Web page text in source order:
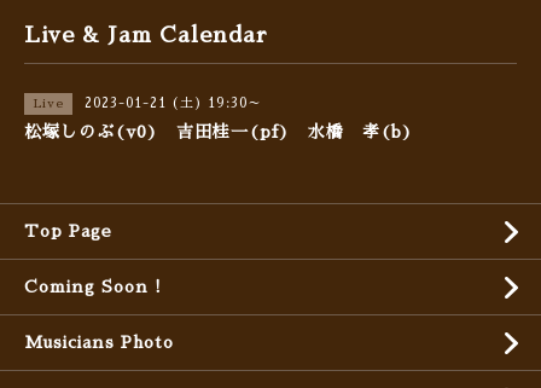
Live & Jam Calendar
Live 2023-01-21 (土) 19:30～
松塚しのぶ(v0) 吉田桂一(pf) 水橋 孝(b)
Top Page
Coming Soon !
Musicians Photo